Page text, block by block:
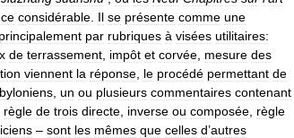
considérable Il se présente comme une
principalement par rubriques à visées utilitaires:
de terrassement impôt et corvée mesure des
viennent la réponse le procédé permettant de
un ou plusieurs commentaires contenant
règle de trois directe inverse ou composée règle
– sont les mêmes que celles d’autres